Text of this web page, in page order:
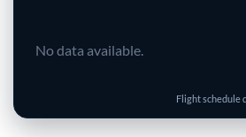
No data available.
Flight schedule